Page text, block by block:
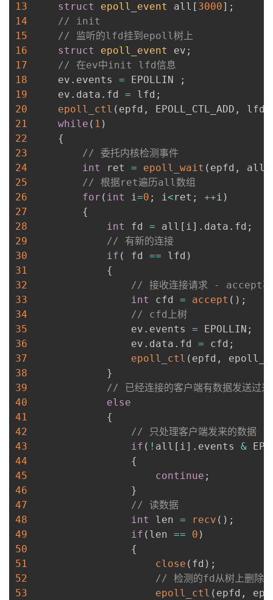
动
关
注
的
开
发
者
学
堂
我
的
课
程
我
的
认
证
我
的
实
验
我
的
收
藏
我
的
Programs
我
的
支
持
我
的
技
术
支
持
我
的
云
声
建
议
13
struct epoll_event all [ 3000] ;
14
// init
15
// 监听的lfd挂到epoll树上
16
struct epoll_event ev ;
17
// 在ev中init lfd信息
18
     ev
. events = EPOLLIN
;
19
     ev
. data . fd = lfd ;
20
epoll_ctl ( epfd , EPOLL_CTL_ADD , lfd
21
while ( 1 )
22
{
23
// 委托内核检测事件
24
int ret = epoll_wait ( epfd , all
25
// 根据ret遍历all数组
26
for ( int i=0 ; i<ret ; ++i )
27
{
28
int fd = all [ i] . data . fd ;
29
// 有新的连接
30
if ( fd == lfd )
31
{
32
// 接收连接请求 - accept不
33
int cfd = accept ( ) ;
34
// cfd上树
35
                 ev
. events = EPOLLIN ;
36
                 ev
. data . fd = cfd ;
37
epoll_ctl ( epfd ,
38
}
39
// 已经连接的客户端有数据发送过来
40
else
41
{
42
// 只处理客户端发来的数据
43
if ( ! all [ i] . events &
44
{
45
continue ;
46
}
47
// 读数据
48
int len = recv ( ) ;
49
if ( len == 0 )
50
{
51
close ( fd ) ;
52
// 检测的fd从树上删除
53
epoll_ctl ( epfd ,